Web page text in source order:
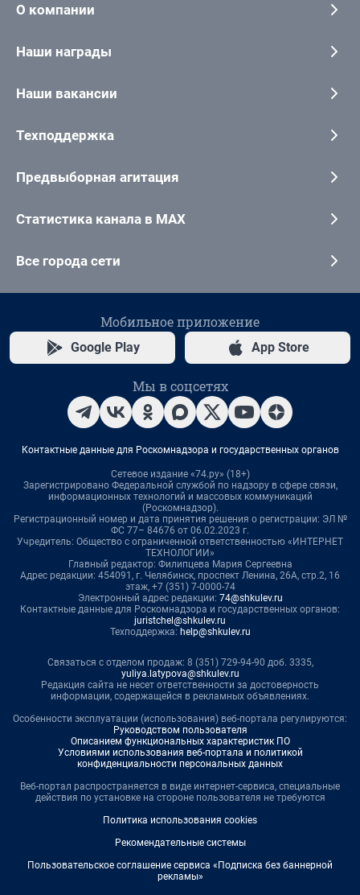
О компании
Наши награды
Наши вакансии
Техподдержка
Предвыборная агитация
Статистика канала в MAX
Все города сети
Мобильное приложение
Google Play App Store
Мы в соцсетях
Контактные данные для Роскомнадзора и государственных органов
Сетевое издание «74.ру» (18+)
Зарегистрировано Федеральной службой по надзору в сфере связи,
информационных технологий и массовых коммуникаций
(Роскомнадзор).
Регистрационный номер и дата принятия решения о регистрации: ЭЛ №
ФС 77– 84676 от 06.02.2023 г.
Учредитель: Общество с ограниченной ответственностью «ИНТЕРНЕТ
ТЕХНОЛОГИИ»
Главный редактор: Филипцева Мария Сергеевна
Адрес редакции: 454091, г. Челябинск, проспект Ленина, 26А, стр.2, 16
этаж, +7 (351) 7-0000-74
Электронный адрес редакции: 74@shkulev.ru
Контактные данные для Роскомнадзора и государственных органов:
juristchel@shkulev.ru
Техподдержка: help@shkulev.ru
Связаться с отделом продаж: 8 (351) 729-94-90 доб. 3335,
yuliya.latypova@shkulev.ru
Редакция сайта не несет ответственности за достоверность
информации, содержащейся в рекламных объявлениях.
Особенности эксплуатации (использования) веб-портала регулируются:
Руководством пользователя
Описанием функциональных характеристик ПО
Условиями использования веб-портала и политикой
конфиденциальности персональных данных
Веб-портал распространяется в виде интернет-сервиса, специальные
действия по установке на стороне пользователя не требуются
Политика использования cookies
Рекомендательные системы
Пользовательское соглашение сервиса «Подписка без баннерной
рекламы»